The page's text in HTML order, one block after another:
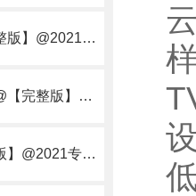
测土配方施肥仪@【完整版】@2021专业测土配方施肥仪器仪表
全自动食品安全检测仪@【完整版】@2021专业全自动食品检测仪器仪表
叶绿素检测仪@【完整版】@2021专业叶绿素检测仪器仪表